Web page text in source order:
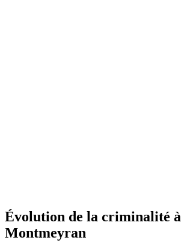
Évolution de la criminalité à
Montmeyran